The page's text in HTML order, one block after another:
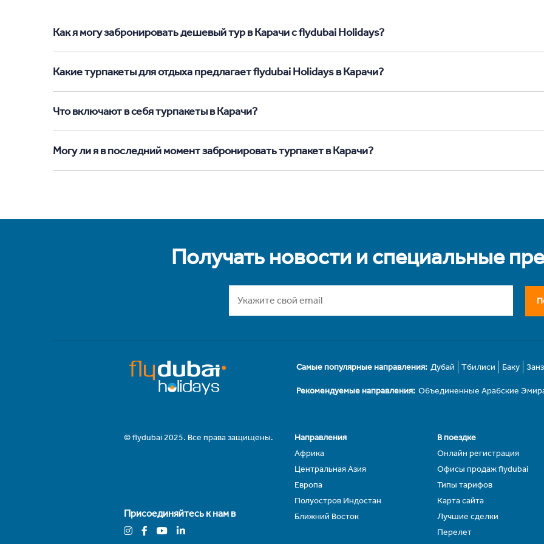
Как я могу забронировать дешевый тур в Карачи с flydubai Holidays?
Какие турпакеты для отдыха предлагает flydubai Holidays в Карачи?
Что включают в себя турпакеты в Карачи?
Могу ли я в последний момент забронировать турпакет в Карачи?
Получать новости и специальные
Самые популярные направления: Дубай Тбилиси Баку
Рекомендуемые направления: Объединенные Арабские
© flydubai 2025. Все права защищены.
Присоединяйтесь к нам в
Направления
Африка
Центральная Азия
Европа
Полуостров Индостан
Ближний Восток
В поездке
Онлайн регистрация
Офисы продаж flydubai
Типы тарифов
Карта сайта
Лучшие сделки
Перелет